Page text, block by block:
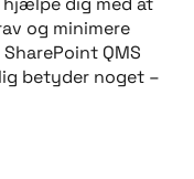
og minimere
QMS
betyder noget –